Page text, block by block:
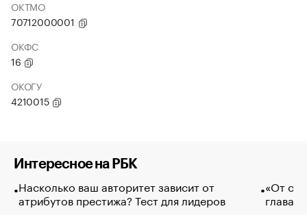
ОКТМО
70712000001
ОКФС
16
ОКОГУ
4210015
Интересное на РБК
Насколько ваш авторитет зависит от
атрибутов престижа? Тест для лидеров
«От
глава